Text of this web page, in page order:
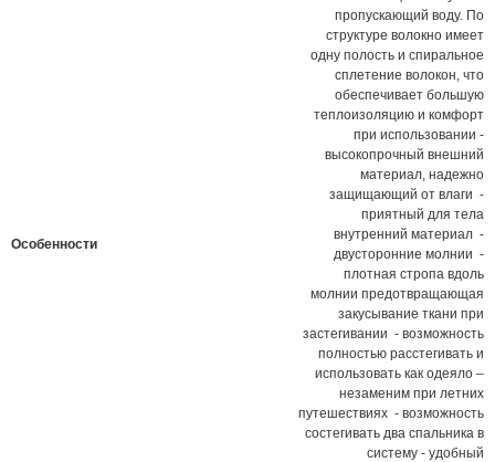
Особенности
пропускающий воду. По
структуре волокно имеет
одну полость и спиральное
сплетение волокон, что
обеспечивает большую
теплоизоляцию и комфорт
при использовании -
высокопрочный внешний
материал, надежно
защищающий от влаги -
приятный для тела
внутренний материал -
двусторонние молнии -
плотная стропа вдоль
молнии предотвращающая
закусывание ткани при
застегивании - возможность
полностью расстегивать и
использовать как одеяло –
незаменим при летних
путешествиях - возможность
состегивать два спальника в
систему - удобный